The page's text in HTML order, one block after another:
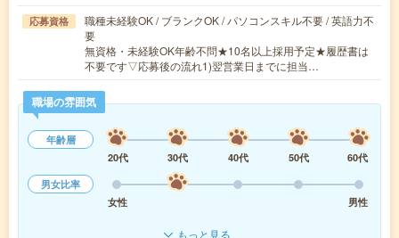
応募資格
職種未経験OK / ブランクOK / パソコンスキル不要 / 英語力不
要
無資格・未経験OK年齢不問★10名以上採用予定★履歴書は
不要です▽応募後の流れ1)翌営業日までに担当…
職場の雰囲気
年齢層
20代
30代 40代 50代
60代
男女比率
女性
男性
もっと見る